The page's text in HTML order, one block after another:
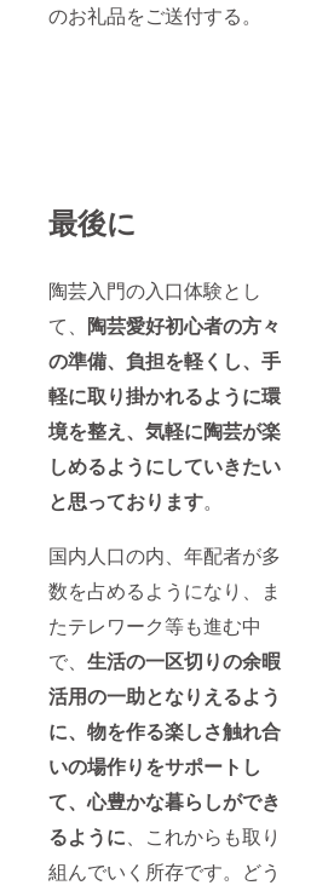
のお礼品をご送付する。
最後に
陶芸入門の入口体験とし
て、 陶芸愛好初心者の方々
の準備、負担を軽くし、手
軽に取り掛かれるように環
境を整え、気軽に陶芸が楽
しめるようにしていきたい
と思っております。
国内人口の内、年配者が多
数を占めるようになり、ま
たテレワーク等も進む中
で、 生活の一区切りの余暇
活用の一助となりえるよう
に、物を作る楽しさ触れ合
いの場作りをサポートし
て、心豊かな暮らしができ
るように、これからも取り
組んでいく所存です。どう